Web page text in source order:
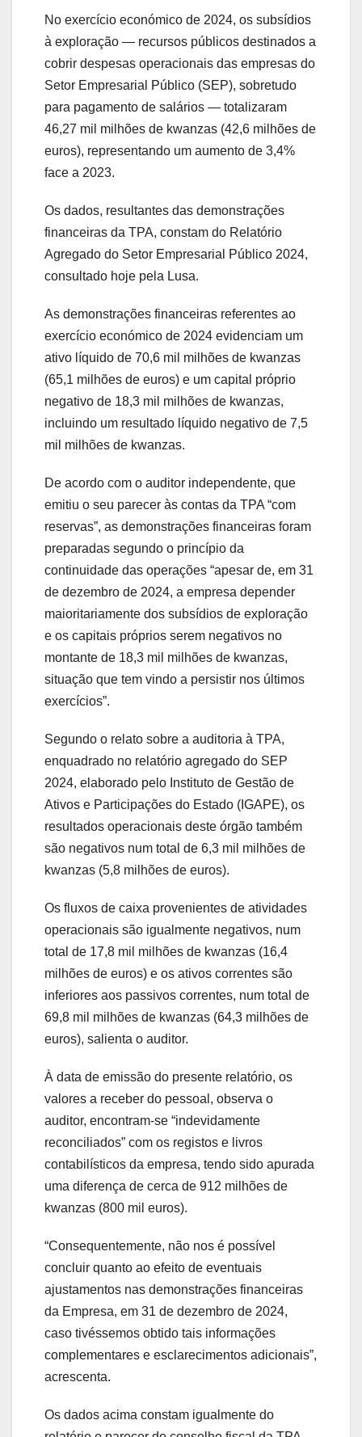
No exercício económico de 2024, os subsídios
à exploração — recursos públicos destinados a
cobrir despesas operacionais das empresas do
Setor Empresarial Público (SEP), sobretudo
para pagamento de salários — totalizaram
46,27 mil milhões de kwanzas (42,6 milhões de
euros), representando um aumento de 3,4%
face a 2023.
Os dados, resultantes das demonstrações
financeiras da TPA, constam do Relatório
Agregado do Setor Empresarial Público 2024,
consultado hoje pela Lusa.
As demonstrações financeiras referentes ao
exercício económico de 2024 evidenciam um
ativo líquido de 70,6 mil milhões de kwanzas
(65,1 milhões de euros) e um capital próprio
negativo de 18,3 mil milhões de kwanzas,
incluindo um resultado líquido negativo de 7,5
mil milhões de kwanzas.
De acordo com o auditor independente, que
emitiu o seu parecer às contas da TPA “com
reservas”, as demonstrações financeiras foram
preparadas segundo o princípio da
continuidade das operações “apesar de, em 31
de dezembro de 2024, a empresa depender
maioritariamente dos subsídios de exploração
e os capitais próprios serem negativos no
montante de 18,3 mil milhões de kwanzas,
situação que tem vindo a persistir nos últimos
exercícios”.
Segundo o relato sobre a auditoria à TPA,
enquadrado no relatório agregado do SEP
2024, elaborado pelo Instituto de Gestão de
Ativos e Participações do Estado (IGAPE), os
resultados operacionais deste órgão também
são negativos num total de 6,3 mil milhões de
kwanzas (5,8 milhões de euros).
Os fluxos de caixa provenientes de atividades
operacionais são igualmente negativos, num
total de 17,8 mil milhões de kwanzas (16,4
milhões de euros) e os ativos correntes são
inferiores aos passivos correntes, num total de
69,8 mil milhões de kwanzas (64,3 milhões de
euros), salienta o auditor.
À data de emissão do presente relatório, os
valores a receber do pessoal, observa o
auditor, encontram-se “indevidamente
reconciliados” com os registos e livros
contabilísticos da empresa, tendo sido apurada
uma diferença de cerca de 912 milhões de
kwanzas (800 mil euros).
“Consequentemente, não nos é possível
concluir quanto ao efeito de eventuais
ajustamentos nas demonstrações financeiras
da Empresa, em 31 de dezembro de 2024,
caso tivéssemos obtido tais informações
complementares e esclarecimentos adicionais”,
acrescenta.
Os dados acima constam igualmente do